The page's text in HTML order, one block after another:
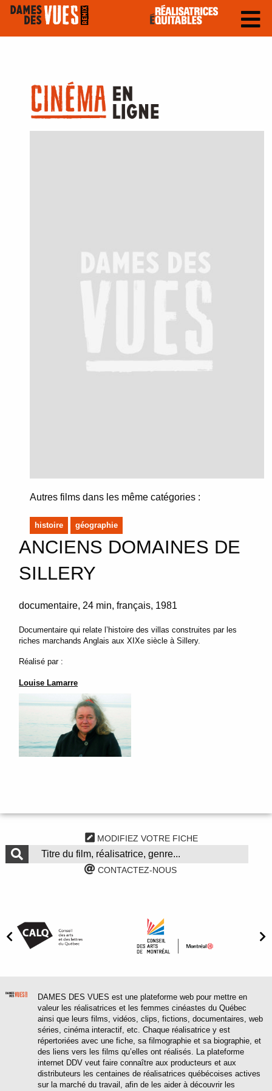
Autres films dans les même catégories :
histoire géographie
ANCIENS DOMAINES DE
SILLERY
documentaire 24 min français 1981
Documentaire qui relate l’histoire des villas construites par les
riches marchands Anglais aux XIXe siècle à Sillery.
Réalisé par :
Louise Lamarre
MODIFIEZ VOTRE FICHE
CONTACTEZ-NOUS
DAMES DES VUES est une plateforme web pour mettre en
valeur les réalisatrices et les femmes cinéastes du Québec
ainsi que leurs films, vidéos, clips, fictions, documentaires, web
séries, cinéma interactif, etc. Chaque réalisatrice y est
répertoriées avec une fiche, sa filmographie et sa biographie, et
des liens vers les films qu’elles ont réalisés. La plateforme
internet DDV veut faire connaître aux producteurs et aux
distributeurs les centaines de réalisatrices québécoises actives
sur la marché du travail, afin de les aider à découvrir les